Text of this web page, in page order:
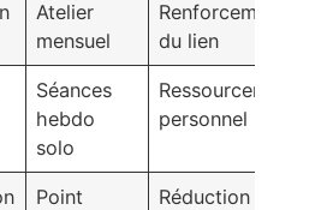
Atelier
mensuel
Renforcement
du lien
Séances
hebdo
solo
Ressourcement
personnel
Point
Réduction des